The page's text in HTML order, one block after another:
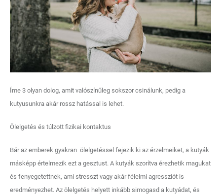
Íme 3 olyan dolog, amit valószínűleg sokszor csinálunk, pedig a
kutyusunkra akár rossz hatással is lehet.
Ölelgetés és túlzott fizikai kontaktus
Bár az emberek gyakran ölelgetéssel fejezik ki az érzelmeiket, a kutyák
másképp értelmezik ezt a gesztust. A kutyák szorítva érezhetik magukat
és fenyegetettnek, ami stresszt vagy akár félelmi agressziót is
eredményezhet. Az ölelgetés helyett inkább simogasd a kutyádat, és